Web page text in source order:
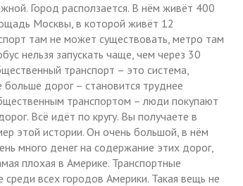
Город расползается. В нём живёт 400
Москвы, в которой живёт 12
там не может существовать, метро там
нельзя запускать чаще, чем через 30
транспорт – это система,
дорог – становится труднее
транспортом – люди покупают
Всё идёт по кругу. Вы получаете в
этой истории. Он очень большой, в нём
много денег на содержание этих дорог,
плохая в Америке. Транспортные
всех городов Америки. Такая вещь не